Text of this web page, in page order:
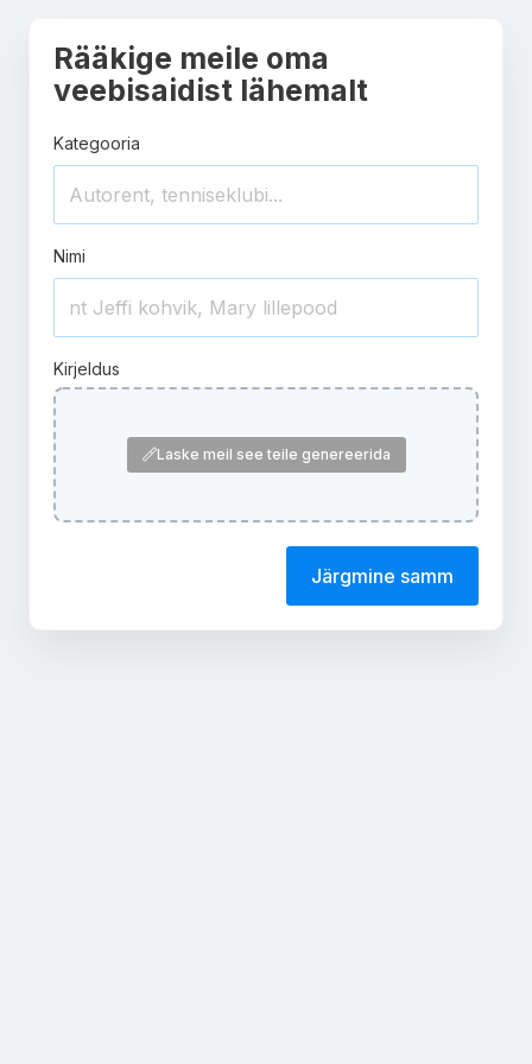
Rääkige meile oma
veebisaidist lähemalt
Kategooria
Nimi
Kirjeldus
Laske meil see teile genereerida
Järgmine samm